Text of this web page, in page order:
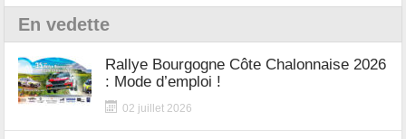
En vedette
Rallye Bourgogne Côte Chalonnaise 2026
: Mode d’emploi !
02 juillet 2026